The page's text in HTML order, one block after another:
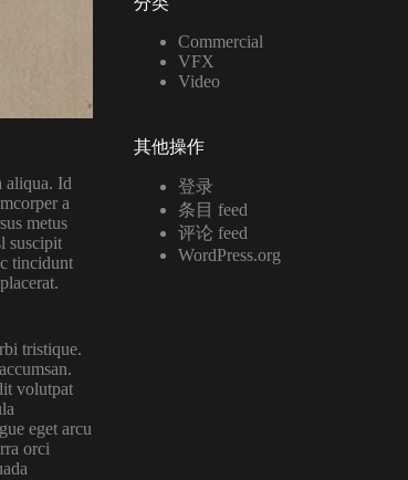
aliqua. Id
a
metus
suscipit
tincidunt
tristique.
volutpat
eget arcu
orci
Commercial
VFX
Video
其他操作
登录
条目 feed
评论 feed
WordPress.org